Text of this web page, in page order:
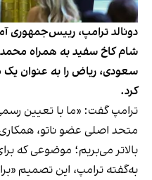
دونالد ترامپ، رییس‌جمهوری
شام کاخ سفید به همراه
سعودی، ریاض را به عنوان
کرد.
ترامپ گفت: «ما با تعیین
متحد اصلی عضو ناتو،
بالاتر می‌بریم؛ موضوعی که
به‌گفته ترامپ، این تصمیم